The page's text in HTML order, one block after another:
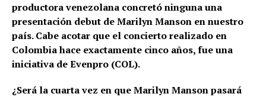
productora venezolana concretó ninguna una
presentación debut de Marilyn Manson en nuestro
país. Cabe acotar que el concierto realizado en
Colombia hace exactamente cinco años, fue una
iniciativa de Evenpro (COL).
¿Será la cuarta vez en que Marilyn Manson pasará